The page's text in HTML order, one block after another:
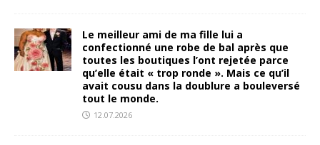
Le meilleur ami de ma fille lui a
confectionné une robe de bal après que
toutes les boutiques l’ont rejetée parce
qu’elle était « trop ronde ». Mais ce qu’il
avait cousu dans la doublure a bouleversé
tout le monde.
12.07.2026